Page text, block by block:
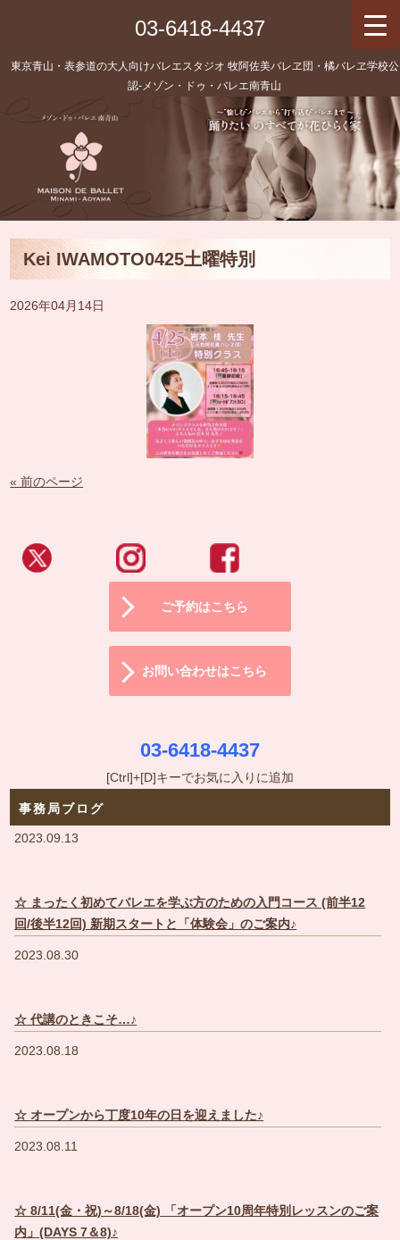
03-6418-4437
東京青山・表参道の大人向けバレエスタジオ 牧阿佐美バレヱ団・橘バレヱ学校公
認‐メゾン・ドゥ・バレエ南青山
Kei IWAMOTO0425土曜特別
2026年04月14日
« 前のページ
ご予約はこちら
お問い合わせはこちら
03-6418-4437
[Ctrl]+[D]キーでお気に入りに追加
事務局ブログ
2023.09.13
☆ まったく初めてバレエを学ぶ方のための入門コース (前半12
回/後半12回) 新期スタートと「体験会」のご案内♪
2023.08.30
☆ 代講のときこそ…♪
2023.08.18
☆ オープンから丁度10年の日を迎えました♪
2023.08.11
☆ 8/11(金・祝)～8/18(金) 「オープン10周年特別レッスンのご案
内」(DAYS 7＆8)♪